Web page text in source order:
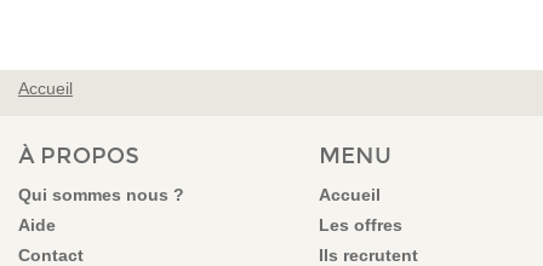
VOUS ÊTES ICI
Accueil
À PROPOS
Qui sommes nous ?
Aide
Contact
MENU
Accueil
Les offres
Ils recrutent